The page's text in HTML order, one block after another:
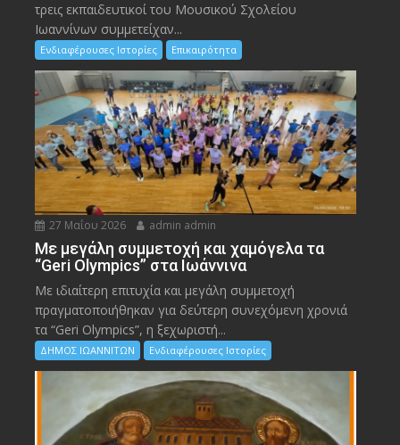
τρεις εκπαιδευτικοί του Μουσικού Σχολείου
Ιωαννίνων συμμετείχαν...
Ενδιαφέρουσες Ιστορίες Επικαιρότητα
27 Μαΐου 2026 admin admin
Με μεγάλη συμμετοχή και χαμόγελα τα
“Geri Olympics” στα Ιωάννινα
Με ιδιαίτερη επιτυχία και μεγάλη συμμετοχή
πραγματοποιήθηκαν για δεύτερη συνεχόμενη χρονιά
τα “Geri Olympics”, η ξεχωριστή...
ΔΗΜΟΣ ΙΩΑΝΝΙΤΩΝ Ενδιαφέρουσες Ιστορίες